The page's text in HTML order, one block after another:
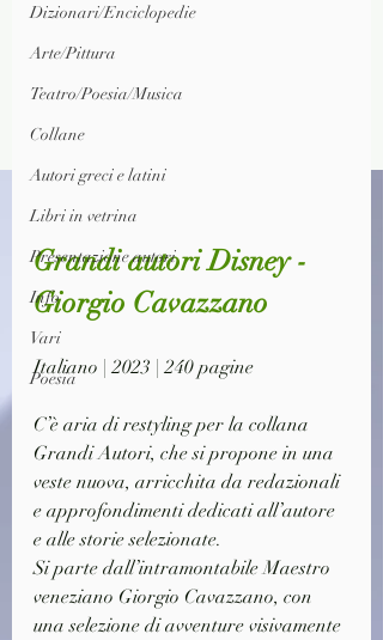
Dizionari/Enciclopedie
Arte/Pittura
Teatro/Poesia/Musica
Collane
Autori greci e latini
Libri in vetrina
Presentazione autori
Info
Vari
Poesia
Grandi autori Disney -
Giorgio Cavazzano
Italiano | 2023 | 240 pagine
C’è aria di restyling per la collana
Grandi Autori, che si propone in una
veste nuova, arricchita da redazionali
e approfondimenti dedicati all’autore
e alle storie selezionate.
Si parte dall’intramontabile Maestro
veneziano Giorgio Cavazzano, con
una selezione di avventure visivamente